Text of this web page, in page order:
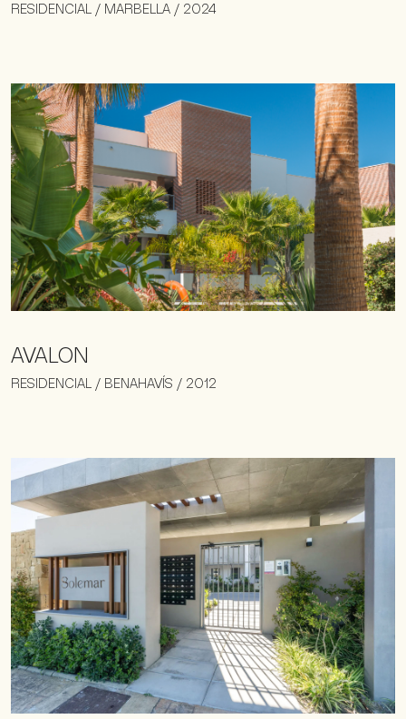
RESIDENCIAL / MARBELLA / 2024
AVALON
RESIDENCIAL / BENAHAVÍS / 2012